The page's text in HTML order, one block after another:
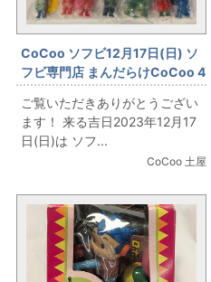
CoCoo ソフビ12月17日(日) ソ
フビ専門店 まんだらけCoCoo 4
周年記念 「ぶたのはな各種大集
合！！」
ご覧いただきありがとうござい
ます！ 来る吉日2023年12月17
日(日)は ソフ...
CoCoo 土屋